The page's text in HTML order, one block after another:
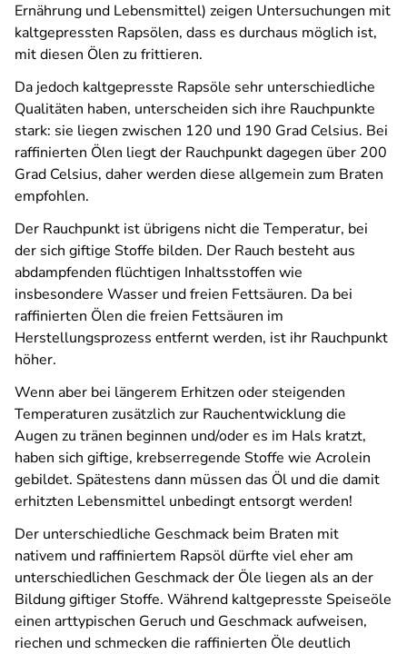
Ernährung und Lebensmittel) zeigen Untersuchungen mit
kaltgepressten Rapsölen, dass es durchaus möglich ist,
mit diesen Ölen zu frittieren.
Da jedoch kaltgepresste Rapsöle sehr unterschiedliche
Qualitäten haben, unterscheiden sich ihre Rauchpunkte
stark: sie liegen zwischen 120 und 190 Grad Celsius. Bei
raffinierten Ölen liegt der Rauchpunkt dagegen über 200
Grad Celsius, daher werden diese allgemein zum Braten
empfohlen.
Der Rauchpunkt ist übrigens nicht die Temperatur, bei
der sich giftige Stoffe bilden. Der Rauch besteht aus
abdampfenden flüchtigen Inhaltsstoffen wie
insbesondere Wasser und freien Fettsäuren. Da bei
raffinierten Ölen die freien Fettsäuren im
Herstellungsprozess entfernt werden, ist ihr Rauchpunkt
höher.
Wenn aber bei längerem Erhitzen oder steigenden
Temperaturen zusätzlich zur Rauchentwicklung die
Augen zu tränen beginnen und/oder es im Hals kratzt,
haben sich giftige, krebserregende Stoffe wie Acrolein
gebildet. Spätestens dann müssen das Öl und die damit
erhitzten Lebensmittel unbedingt entsorgt werden!
Der unterschiedliche Geschmack beim Braten mit
nativem und raffiniertem Rapsöl dürfte viel eher am
unterschiedlichen Geschmack der Öle liegen als an der
Bildung giftiger Stoffe. Während kaltgepresste Speiseöle
einen arttypischen Geruch und Geschmack aufweisen,
riechen und schmecken die raffinierten Öle deutlich